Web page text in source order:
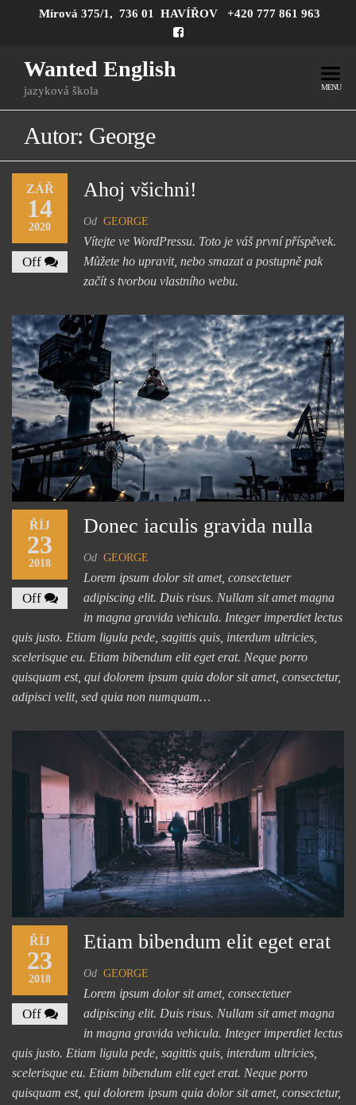
Mírová 375/1, 736 01 HAVÍŘOV +420 777 861 963
Wanted English
jazyková škola MENU
Autor: George
ZÁŘ
14
2020
Off
Ahoj všichni!
Od GEORGE
Vítejte ve WordPressu. Toto je váš první příspěvek.
Můžete ho upravit, nebo smazat a postupně pak
začít s tvorbou vlastního webu.
ŘÍJ
23
2018
Off
Donec iaculis gravida nulla
Od GEORGE
Lorem ipsum dolor sit amet, consectetuer
adipiscing elit. Duis risus. Nullam sit amet magna
in magna gravida vehicula. Integer imperdiet lectus
quis justo. Etiam ligula pede, sagittis quis, interdum ultricies,
scelerisque eu. Etiam bibendum elit eget erat. Neque porro
quisquam est, qui dolorem ipsum quia dolor sit amet, consectetur,
adipisci velit, sed quia non numquam…
ŘÍJ
23
2018
Off
Etiam bibendum elit eget erat
Od GEORGE
Lorem ipsum dolor sit amet, consectetuer
adipiscing elit. Duis risus. Nullam sit amet magna
in magna gravida vehicula. Integer imperdiet lectus
quis justo. Etiam ligula pede, sagittis quis, interdum ultricies,
scelerisque eu. Etiam bibendum elit eget erat. Neque porro
quisquam est, qui dolorem ipsum quia dolor sit amet, consectetur,